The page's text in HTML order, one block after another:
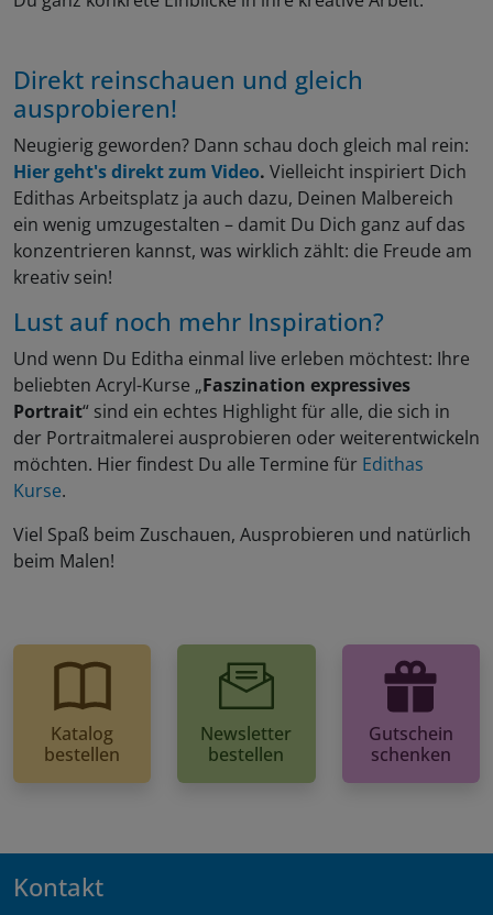
Direkt reinschauen und gleich
ausprobieren!
Neugierig geworden? Dann schau doch gleich mal rein:
Hier geht's direkt zum Video. Vielleicht inspiriert Dich
Edithas Arbeitsplatz ja auch dazu, Deinen Malbereich
ein wenig umzugestalten – damit Du Dich ganz auf das
konzentrieren kannst, was wirklich zählt: die Freude am
kreativ sein!
Lust auf noch mehr Inspiration?
Und wenn Du Editha einmal live erleben möchtest: Ihre
beliebten Acryl-Kurse „Faszination expressives
Portrait“ sind ein echtes Highlight für alle, die sich in
der Portraitmalerei ausprobieren oder weiterentwickeln
möchten. Hier findest Du alle Termine für Edithas
Kurse.
Viel Spaß beim Zuschauen, Ausprobieren und natürlich
beim Malen!
Katalog
bestellen
Newsletter
bestellen
Gutschein
schenken
Kontakt